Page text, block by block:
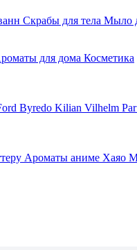
Скрабы для тела Мыло
для дома Косметика
Byredo Kilian Vilhelm
Ароматы аниме Хаяо